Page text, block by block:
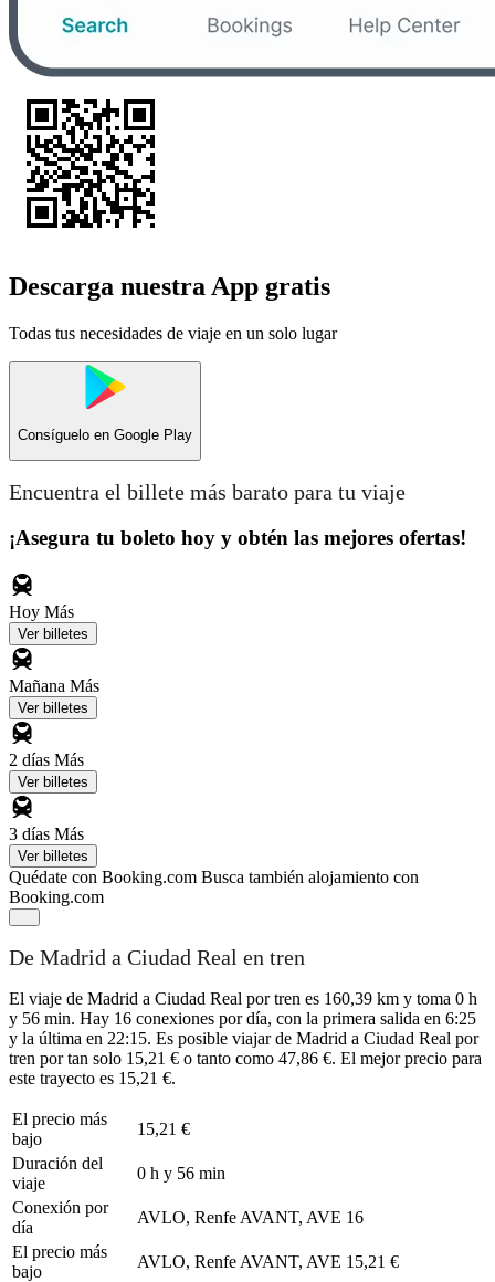
Descarga nuestra App gratis
Todas tus necesidades de viaje en un solo lugar
Consíguelo en Google Play
Encuentra el billete más barato para tu viaje
¡Asegura tu boleto hoy y obtén las mejores ofertas!
Hoy Más
Ver billetes
Mañana Más
Ver billetes
2 días Más
Ver billetes
3 días Más
Ver billetes
Quédate con Booking.com Busca también alojamiento con
Booking.com
De Madrid a Ciudad Real en tren
El viaje de Madrid a Ciudad Real por tren es 160,39 km y toma 0 h
y 56 min. Hay 16 conexiones por día, con la primera salida en 6:25
y la última en 22:15. Es posible viajar de Madrid a Ciudad Real por
tren por tan solo 15,21 € o tanto como 47,86 €. El mejor precio para
este trayecto es 15,21 €.
El precio más
bajo
15,21 €
Duración del
viaje
0 h y 56 min
Conexión por
día
AVLO, Renfe AVANT, AVE 16
El precio más
bajo
AVLO, Renfe AVANT, AVE 15,21 €